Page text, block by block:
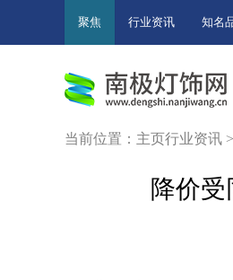
聚焦 行业资讯 知名
当前位置： 主页行业资讯
降价